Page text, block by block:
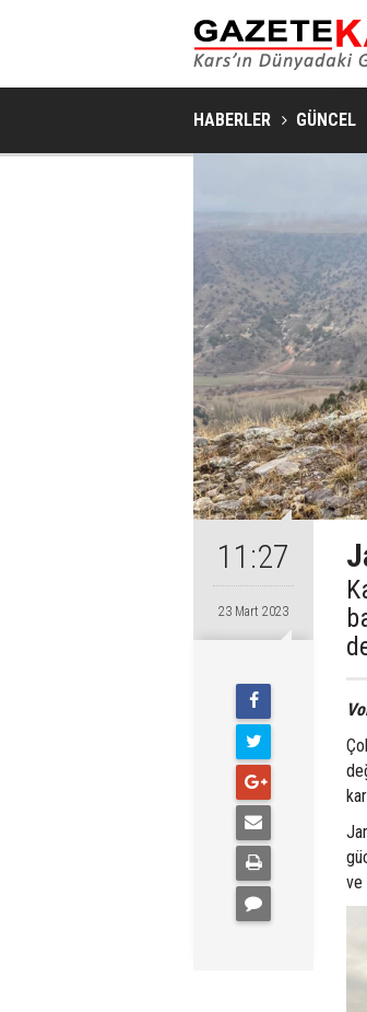
HABERLER GÜNCEL
11:27
23 Mart 2023
ve